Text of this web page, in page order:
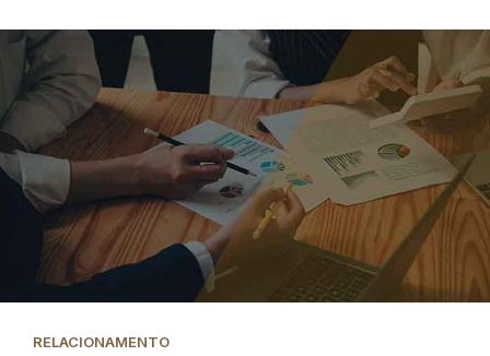
RELACIONAMENTO